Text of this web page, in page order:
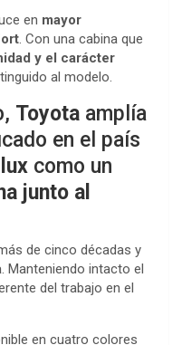
en mayor
. Con una cabina que
y el carácter
al modelo.
Toyota amplía
en el país
como un
junto al
de cinco décadas y
. Manteniendo intacto el
del trabajo en el
en cuatro colores